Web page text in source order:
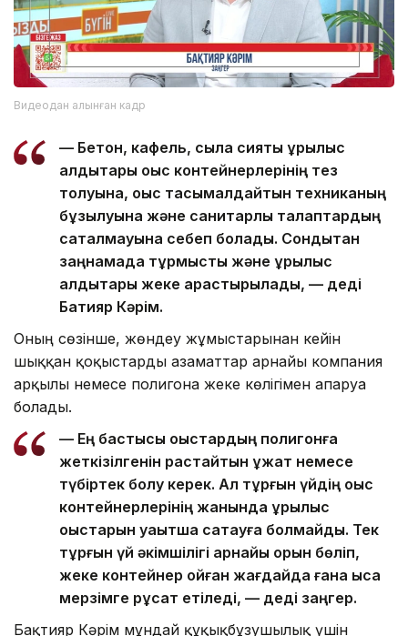
Видеодан алынған кадр
— Бетон, кафель, сылақ сияқты құрылыс
қалдықтары қоқыс контейнерлерінің тез
толуына, қоқыс тасымалдайтын техниканың
бұзылуына және санитарлық талаптардың
сақталмауына себеп болады. Сондықтан
заңнамада тұрмыстық және құрылыс
қалдықтары жеке қарастырылады, — деді
Бақтияр Кәрім.
Оның сөзінше, жөндеу жұмыстарынан кейін
шыққан қоқыстарды азаматтар арнайы компания
арқылы немесе полигонға жеке көлігімен апаруға
болады.
— Ең бастысы қоқыстардың полигонға
жеткізілгенін растайтын құжат немесе
түбіртек болу керек. Ал тұрғын үйдің қоқыс
контейнерлерінің жанында құрылыс
қоқыстарын уақытша сақтауға болмайды. Тек
тұрғын үй әкімшілігі арнайы орын бөліп,
жеке контейнер қойған жағдайда ғана қысқа
мерзімге рұқсат етіледі, — деді заңгер.
Бақтияр Кәрім мұндай құқықбұзушылық үшін